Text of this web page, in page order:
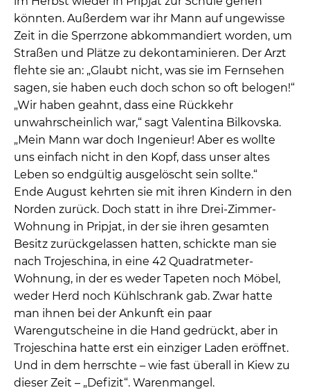
könnten. Außerdem war ihr Mann auf ungewisse
Zeit in die Sperrzone abkommandiert worden, um
Straßen und Plätze zu dekontaminieren. Der Arzt
flehte sie an: „Glaubt nicht, was sie im Fernsehen
sagen, sie haben euch doch schon so oft belogen!“
„Wir haben geahnt, dass eine Rückkehr
unwahrscheinlich war,“ sagt Valentina Bilkovska.
„Mein Mann war doch Ingenieur! Aber es wollte
uns einfach nicht in den Kopf, dass unser altes
Leben so endgültig ausgelöscht sein sollte.“
Ende August kehrten sie mit ihren Kindern in den
Norden zurück. Doch statt in ihre Drei-Zimmer-
Wohnung in Pripjat, in der sie ihren gesamten
Besitz zurückgelassen hatten, schickte man sie
nach Trojeschina, in eine 42 Quadratmeter-
Wohnung, in der es weder Tapeten noch Möbel,
weder Herd noch Kühlschrank gab. Zwar hatte
man ihnen bei der Ankunft ein paar
Warengutscheine in die Hand gedrückt, aber in
Trojeschina hatte erst ein einziger Laden eröffnet.
Und in dem herrschte – wie fast überall in Kiew zu
dieser Zeit – „Defizit“. Warenmangel.